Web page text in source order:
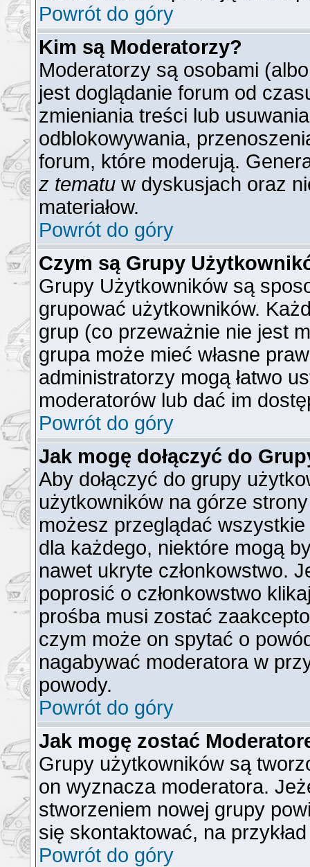
Powrót do góry
Kim są Moderatorzy?
Moderatorzy są osobami
jest doglądanie forum od
zmieniania treści lub
odblokowywania,
forum, które moderują.
z tematu w dyskusjach oraz
materiałow.
Powrót do góry
Czym są Grupy
Grupy Użytkowników są
grupować użytkowników.
grup (co przeważnie nie jest
grupa może mieć własne
administratorzy mogą łatwo
moderatorów lub dać im
Powrót do góry
Jak mogę dołączyć do
Aby dołączyć do grupy
użytkowników na górze
możesz przeglądać
dla każdego, niektóre mogą
nawet ukryte członkowstwo.
poprosić o członkowstwo
prośba musi zostać
czym może on spytać o
nagabywać moderatora w
powody.
Powrót do góry
Jak mogę zostać
Grupy użytkowników są
on wyznacza moderatora.
stworzeniem nowej grupy
się skontaktować, na
Powrót do góry